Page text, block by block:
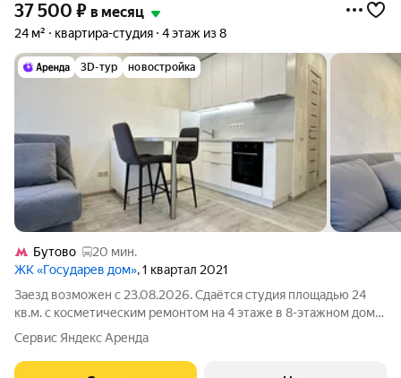
37 500 ₽ в месяц
24 м² квартира-студия 4 этаж из 8
3D-тур новостройка
Бутово
20 мин.
ЖК «Государев дом», 1 квартал 2021
Заезд возможен с 23.08.2026. Сдаётся студия площадью 24
кв.м. с косметическим ремонтом на 4 этаже в 8-этажном доме
на срок от 11 месяцев. Из техники есть: Духовой шкаф
Стиральная машина Сушильная машина Холодильник
Кондиционер Дом - панельный,
Сервис Яндекс Аренда